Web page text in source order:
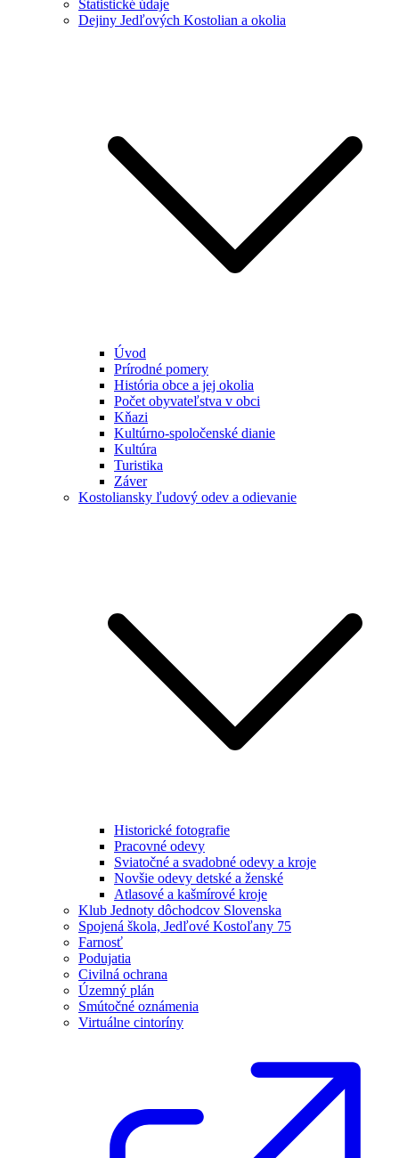
Štatistické údaje
Dejiny Jedľových Kostolian a okolia
Úvod
Prírodné pomery
História obce a jej okolia
Počet obyvateľstva v obci
Kňazi
Kultúrno-spoločenské dianie
Kultúra
Turistika
Záver
Kostoliansky ľudový odev a odievanie
Historické fotografie
Pracovné odevy
Sviatočné a svadobné odevy a kroje
Novšie odevy detské a ženské
Atlasové a kašmírové kroje
Klub Jednoty dôchodcov Slovenska
Spojená škola, Jedľové Kostoľany 75
Farnosť
Podujatia
Civilná ochrana
Územný plán
Smútočné oznámenia
Virtuálne cintoríny